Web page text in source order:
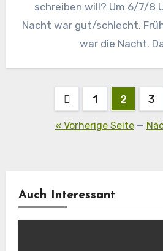
schreiben will? Um 6/7/8
Nacht war gut/schlecht.
war die Nacht.
1 2 3
« Vorherige Seite—
Auch Interessant